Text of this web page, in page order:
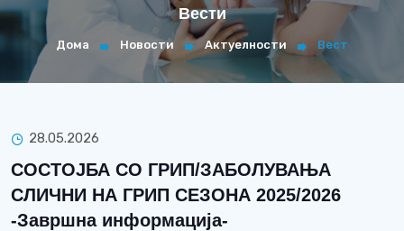
Вести
Дома Новости Актуелности Вест
28.05.2026
СОСТОЈБА СО ГРИП/ЗАБОЛУВАЊА
СЛИЧНИ НА ГРИП СЕЗОНА 2025/2026
-Завршна информација-